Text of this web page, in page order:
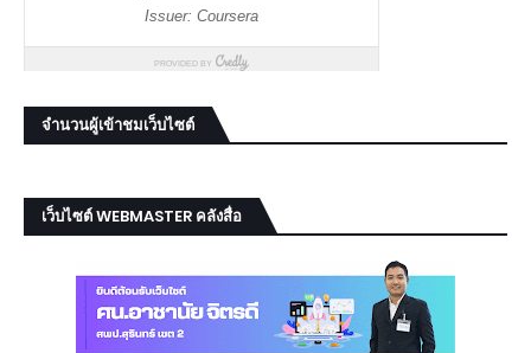
จำนวนผู้เข้าชมเว็บไซต์
เว็บไซต์ WEBMASTER คลังสื่อ